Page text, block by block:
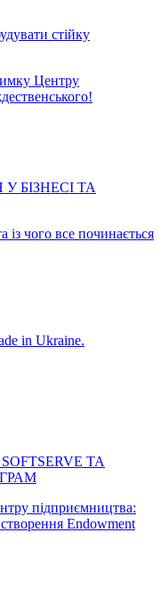
стійку
Центру
БІЗНЕСІ ТА
чого все починається
in Ukraine.
ТА
підприємництва:
Endowment